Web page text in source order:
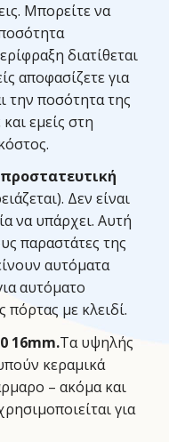
Μπορείτε να
διατίθεται
αποφασίζετε για
την ποσότητα της
εμείς στη
Δεν είναι
να υπάρχει. Αυτή
παραστάτες της
αυτόματα
αυτόματο
πόρτας με κλειδί.
16mm.Τα υψηλής
κεραμικά
– ακόμα και
για